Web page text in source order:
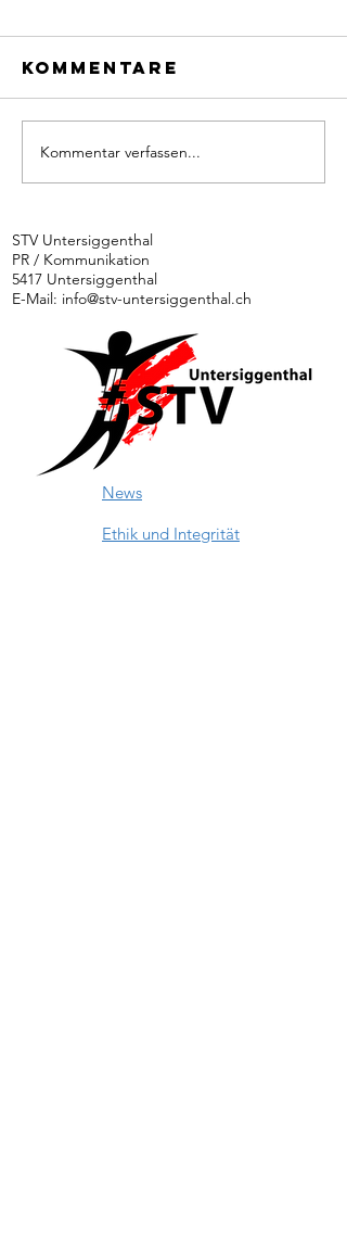
bei der
Jugendriege
Kommentare
Kommentar verfassen...
STV Untersiggenthal
PR / Kommunikation
5417 Untersiggenthal
E-Mail: info@stv-untersiggenthal.ch
News
Ethik und Integrität